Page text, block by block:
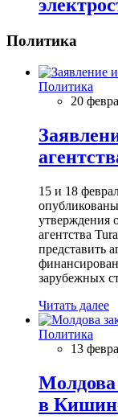
Политика
Политика
20
15 и 18
утверждения
агентства
представить
зарубежных
Читать далее
Политика
13
Молдова
в